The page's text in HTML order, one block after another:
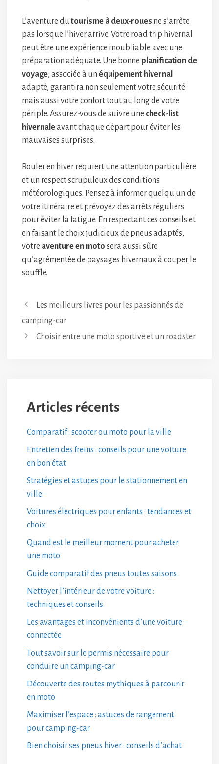
L’aventure dutourisme à deux-roues ne s’arrête
pas lorsque l’hiver arrive. Votre road trip hivernal
peut être une expérience inoubliable avec une
préparation adéquate. Une bonne planification de
voyage, associée à un équipement hivernal
adapté, garantira non seulement votre sécurité
mais aussi votre confort tout au long de votre
périple. Assurez-vous de suivre une check-list
hivernaleavant chaque départ pour éviter les
mauvaises surprises.
Rouler en hiver requiert une attention particulière
et un respect scrupuleux des conditions
météorologiques. Pensez à informer quelqu’un de
votre itinéraire et prévoyez des arrêts réguliers
pour éviter la fatigue. En respectant ces conseils et
en faisant le choix judicieux de pneus adaptés,
votre aventure en moto sera aussi sûre
qu’agrémentée de paysages hivernaux à couper le
souffle.
Les meilleurs livres pour les passionnés de
camping-car
Choisir entre une moto sportive et un roadster
Articles récents
Comparatif : scooter ou moto pour la ville
Entretien des freins : conseils pour une voiture
en bon état
Stratégies et astuces pour le stationnement en
ville
Voitures électriques pour enfants : tendances et
choix
Quand est le meilleur moment pour acheter
une moto
Guide comparatif des pneus toutes saisons
Nettoyer l’intérieur de votre voiture :
techniques et conseils
Les avantages et inconvénients d’une voiture
connectée
Tout savoir sur le permis nécessaire pour
conduire un camping-car
Découverte des routes mythiques à parcourir
en moto
Maximiser l’espace : astuces de rangement
pour camping-car
Bien choisir ses pneus hiver : conseils d’achat